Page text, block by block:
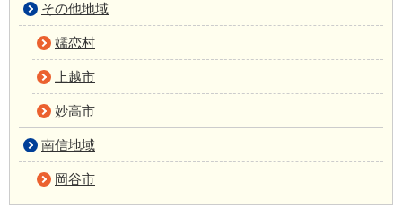
その他地域
嬬恋村
上越市
妙高市
南信地域
岡谷市